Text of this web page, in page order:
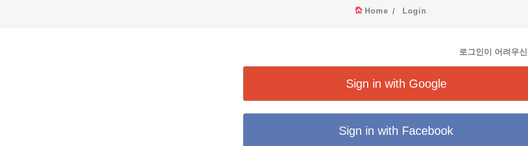
Home Login
로그인이 어려우
Sign in with Google
Sign in with Facebook